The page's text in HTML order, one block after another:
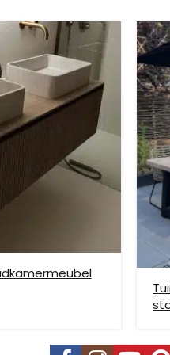
verzendmethode te kiezen.
is niet mogelijk.
op etage rekenen
mogelijk. Kleine